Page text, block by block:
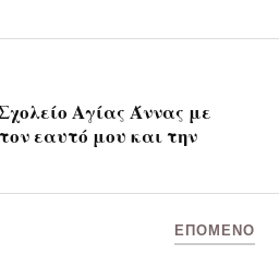
Αγίας Άννας με
εαυτό μου και την
ΕΠΌΜΕΝΟ